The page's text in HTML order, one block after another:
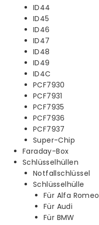
ID44
ID45
ID46
ID47
ID48
ID49
ID4C
PCF7930
PCF7931
PCF7935
PCF7936
PCF7937
Super-Chip
Faraday-Box
Schlüsselhüllen
Notfallschlüssel
Schlüsselhülle
Für Alfa Romeo
Für Audi
Für BMW